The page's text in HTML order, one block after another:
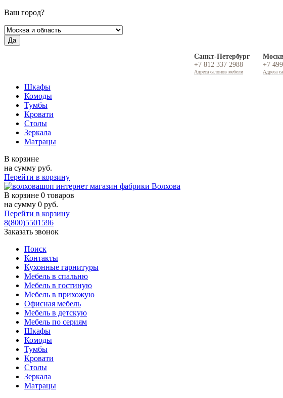
Ваш город?
Да
Санкт-Петербург
+7 812 337 2988
Адреса салонов мебели
+7
Адреса
Шкафы
Комоды
Тумбы
Кровати
Столы
Зеркала
Матрацы
В корзине
на сумму руб.
Перейти в корзину
В корзине 0 товаров
на сумму 0 руб.
Перейти в корзину
8(800)5501596
Заказать звонок
Поиск
Контакты
Кухонные гарнитуры
Мебель в спальню
Мебель в гостиную
Мебель в прихожую
Офисная мебель
Мебель в детскую
Мебель по сериям
Шкафы
Комоды
Тумбы
Кровати
Столы
Зеркала
Матрацы